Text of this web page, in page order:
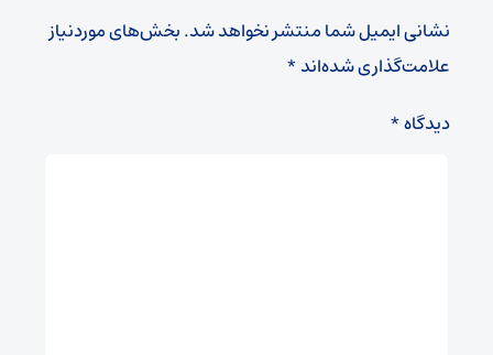
نشانی ایمیل شما منتشر نخواهد شد.بخش‌های موردنیاز
علامت‌گذاری شده‌اند*
دیدگاه*